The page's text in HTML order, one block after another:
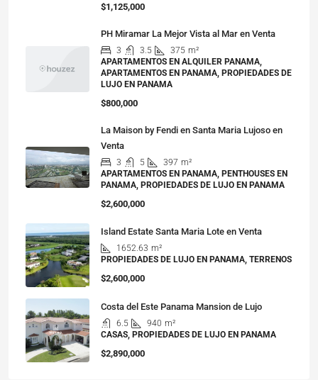
$1,125,000
PH Miramar La Mejor Vista al Mar en Venta
3 3.5 375 m²
APARTAMENTOS EN ALQUILER PANAMA,
APARTAMENTOS EN PANAMA, PROPIEDADES DE
LUJO EN PANAMA
$800,000
La Maison by Fendi en Santa Maria Lujoso en
Venta
3 5 397 m²
APARTAMENTOS EN PANAMA, PENTHOUSES EN
PANAMA, PROPIEDADES DE LUJO EN PANAMA
$2,600,000
Island Estate Santa Maria Lote en Venta
1652.63 m²
PROPIEDADES DE LUJO EN PANAMA, TERRENOS
$2,600,000
Costa del Este Panama Mansion de Lujo
6.5 940 m²
CASAS, PROPIEDADES DE LUJO EN PANAMA
$2,890,000